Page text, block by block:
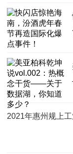
2021年惠州规上